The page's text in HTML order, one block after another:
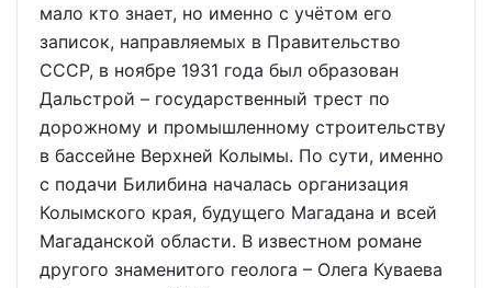
мало кто знает, но именно с учётом его
записок, направляемых в Правительство
СССР, в ноябре 1931 года был образован
Дальстрой – государственный трест по
дорожному и промышленному строительству
в бассейне Верхней Колымы. По сути, именно
с подачи Билибина началась организация
Колымского края, будущего Магадана и всей
Магаданской области. В известном романе
другого знаменитого геолога – Олега Куваева